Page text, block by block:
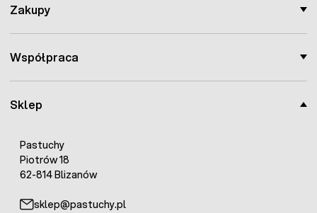
Sklep
Pastuchy
Piotrów 18
62-814 Blizanów
sklep@pastuchy.pl
Zakupy
Współpraca